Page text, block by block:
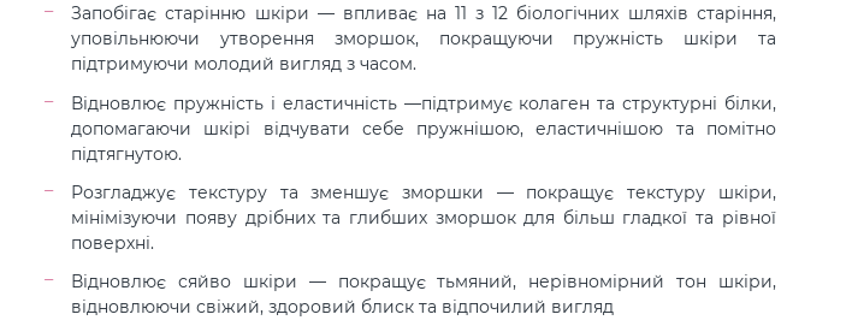
Запобігає старінню шкіри — впливає на 11 з 12 біологічних шляхів старіння,
уповільнюючи утворення зморшок, покращуючи пружність шкіри та
підтримуючи молодий вигляд з часом.
Відновлює пружність і еластичність —підтримує колаген та структурні білки,
допомагаючи шкірі відчувати себе пружнішою, еластичнішою та помітно
підтягнутою.
Розгладжує текстуру та зменшує зморшки — покращує текстуру шкіри,
мінімізуючи появу дрібних та глибших зморшок для більш гладкої та рівної
поверхні.
Відновлює сяйво шкіри — покращує тьмяний, нерівномірний тон шкіри,
відновлюючи свіжий, здоровий блиск та відпочилий вигляд